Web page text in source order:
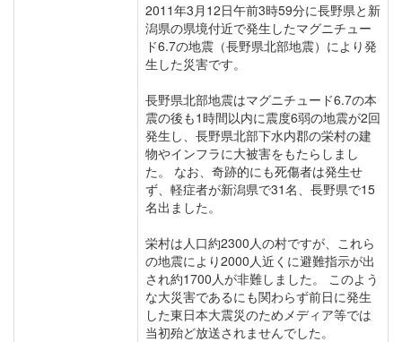
2011年3月12日午前3時59分に長野県と新
潟県の県境付近で発生したマグニチュー
ド6.7の地震（長野県北部地震）により発
生した災害です。
長野県北部地震はマグニチュード6.7の本
震の後も1時間以内に震度6弱の地震が2回
発生し、長野県北部下水内郡の栄村の建
物やインフラに大被害をもたらしまし
た。 なお、奇跡的にも死傷者は発生せ
ず、軽症者が新潟県で31名、長野県で15
名出ました。
栄村は人口約2300人の村ですが、これら
の地震により2000人近くに避難指示が出
され約1700人が非難しました。 このよう
な大災害であるにも関わらず前日に発生
した東日本大震災のためメディア等では
当初殆ど放送されませんでした。